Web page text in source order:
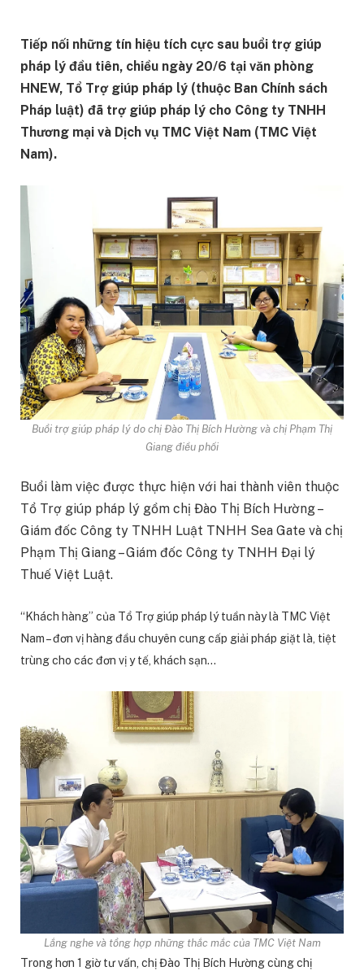
Tiếp nối những tín hiệu tích cực sau buổi trợ giúp
pháp lý đầu tiên, chiều ngày 20/6 tại văn phòng
HNEW, Tổ Trợ giúp pháp lý (thuộc Ban Chính sách
Pháp luật) đã trợ giúp pháp lý cho Công ty TNHH
Thương mại và Dịch vụ TMC Việt Nam (TMC Việt
Nam).
Buổi trợ giúp pháp lý do chị Đào Thị Bích Hường và chị Phạm Thị
Giang điều phối
Buổi làm việc được thực hiện với hai thành viên thuộc
Tổ Trợ giúp pháp lý gồm chị Đào Thị Bích Hường –
Giám đốc Công ty TNHH Luật TNHH Sea Gate và chị
Phạm Thị Giang – Giám đốc Công ty TNHH Đại lý
Thuế Việt Luật.
“Khách hàng” của Tổ Trợ giúp pháp lý tuần này là TMC Việt
Nam – đơn vị hàng đầu chuyên cung cấp giải pháp giặt là, tiệt
trùng cho các đơn vị y tế, khách sạn…
Lắng nghe và tổng hợp những thắc mắc của TMC Việt Nam
Trong hơn 1 giờ tư vấn, chị Đào Thị Bích Hường cùng chị